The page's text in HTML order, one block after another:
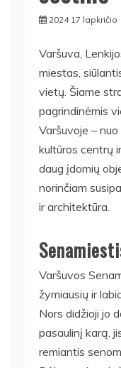
2024 17 lapkričio
Varšuva,
miestas,
vietų. Šiame
pagrindinėmis
Varšuvoje –
kultūros centrų
daug įdomių
norinčiam
ir architektūra.
Varšuvos
žymiausių ir
Nors didžioji jo
pasaulinį karą,
remiantis